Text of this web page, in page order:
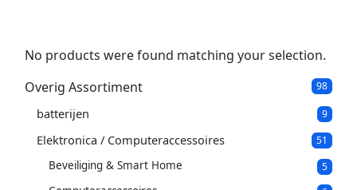
No products were found matching your selection.
Overig Assortiment
989
p
o
d
u
c
batterijen 99
o
d
u
Elektronica / Computeraccessoires 51 5
p
r
Beveiliging & Smart Home 55